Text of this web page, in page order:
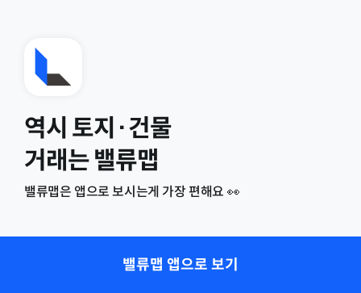
역시 토지·건물
거래는 밸류맵
밸류맵은 앱으로 보시는게 가장 편해요 👀
밸류맵 앱으로 보기